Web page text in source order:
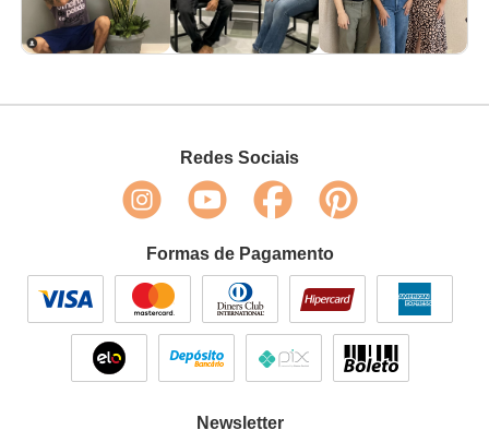
Redes Sociais
Formas de Pagamento
Newsletter